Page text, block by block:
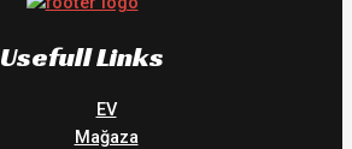
Usefull Links
EV
Mağaza